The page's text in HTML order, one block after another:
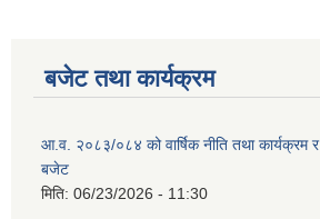
बजेट तथा कार्यक्रम
आ.व. २०८३/०८४ को वार्षिक नीति तथा कार्यक्रम र
बजेट
मिति: 06/23/2026 - 11:30